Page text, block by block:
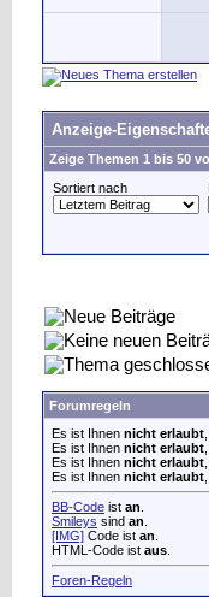
Anzeige-
Zeige Themen 1 bis 50
Sortiert nach
Forumregeln
Es ist Ihnen nicht erlaubt
Es ist Ihnen nicht erlaubt
Es ist Ihnen nicht erlaubt
Es ist Ihnen nicht erlaubt
BB-Code ist an
Smileys sind an
[IMG] Code ist an
HTML-Code ist aus
Foren-Regeln